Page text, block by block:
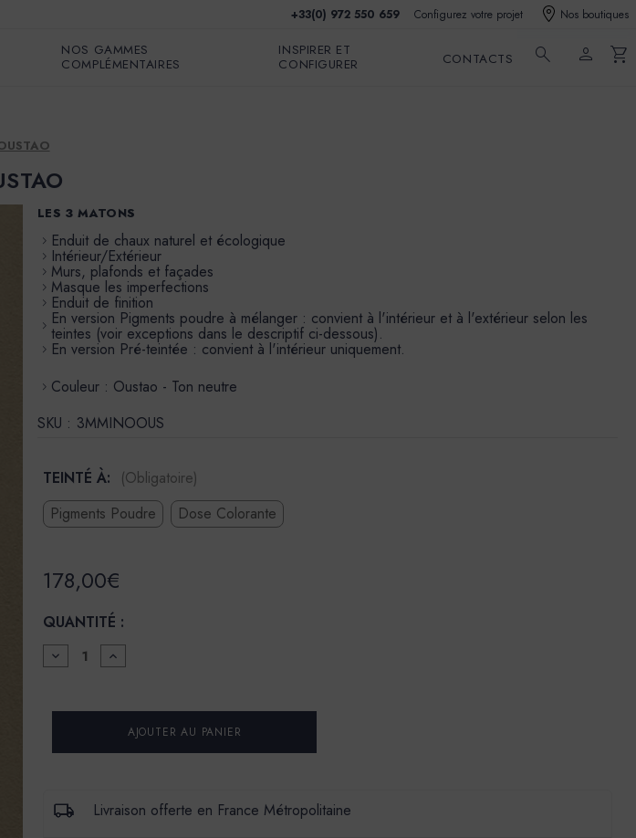
+33(0) 972 550 659 Configurez votre projet Nos boutiques
NOS GAMMES
COMPLÉMENTAIRES
INSPIRER ET
CONFIGURER
CONTACTS search person shopping_cart
LES 3 MATONS
Enduit de chaux naturel et écologique
Intérieur/Extérieur
Murs, plafonds et façades
Masque les imperfections
Enduit de finition
En version Pigments poudre à mélanger : convient à l'intérieur et à l'extérieur selon les
teintes (voir exceptions dans le descriptif ci-dessous).
En version Pré-teintée : convient à l'intérieur uniquement.
Couleur : Oustao - Ton neutre
SKU : 3MMINOOUS
TEINTÉ À:
(Obligatoire)
Pigments Poudre
Dose Colorante
178,00€
QUANTITÉ :
DIMINUER
LA
ENDUIT
NATURELLES
000
AUGMENTER
LA
ENDUIT
CHAUX
NATURELLES
000
-
Livraison offerte en France Métropolitaine